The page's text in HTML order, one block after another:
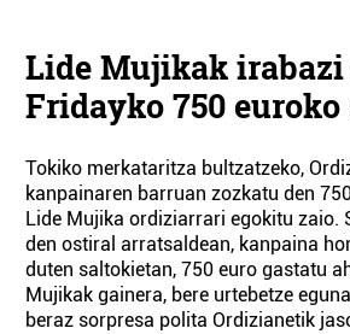
Lide Mujikak
Fridayko 750
Tokiko merkataritza bultzatzeko,
kanpainaren barruan zozkatu den
Lide Mujika ordiziarrari egokitu zaio.
den ostiral arratsaldean, kanpaina
duten saltokietan, 750 euro gastatu
Mujikak gainera, bere urtebetze
beraz sorpresa polita Ordizianetik